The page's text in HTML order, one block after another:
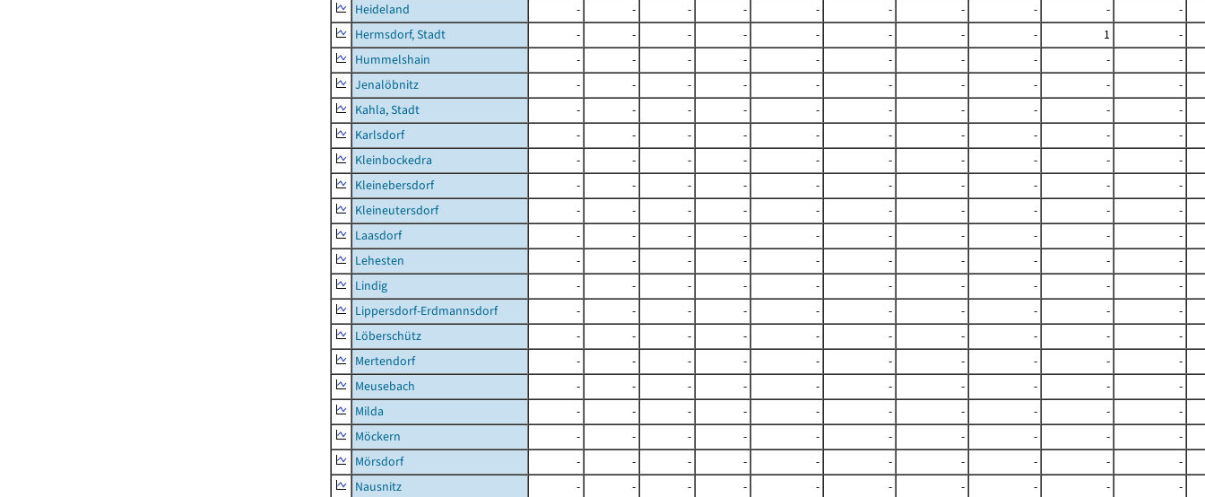
Heideland
- - - - - - - - -
-
Hermsdorf, Stadt
- - - - - - - - 1
-
Hummelshain
- - - - - - - - -
-
Jenalöbnitz
- - - - - - - - -
-
Kahla, Stadt
- - - - - - - - -
-
Karlsdorf
- - - - - - - - -
-
Kleinbockedra
- - - - - - - - -
-
Kleinebersdorf
- - - - - - - - -
-
Kleineutersdorf
- - - - - - - - -
-
Laasdorf
- - - - - - - - -
-
Lehesten
- - - - - - - - -
-
Lindig
- - - - - - - - -
-
Lippersdorf-Erdmannsdorf
- - - - - - - - -
-
Löberschütz
- - - - - - - - -
-
Mertendorf
- - - - - - - - -
-
Meusebach
- - - - - - - - -
-
Milda
- - - - - - - - -
-
Möckern
- - - - - - - - -
-
Mörsdorf
- - - - - - - - -
-
Nausnitz
- - - - - - - - -
-